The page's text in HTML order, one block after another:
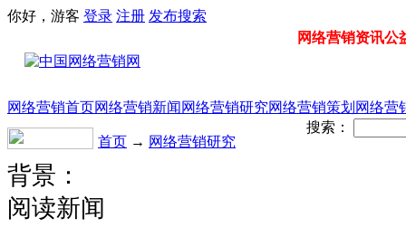
你好，游客 登录 注册 发布搜索
网络营销资讯公
网络营销首页网络营销新闻 网络营销研究网络营销策划 网络营
首页 → 网络营销研究
搜索：
背景：
阅读新闻